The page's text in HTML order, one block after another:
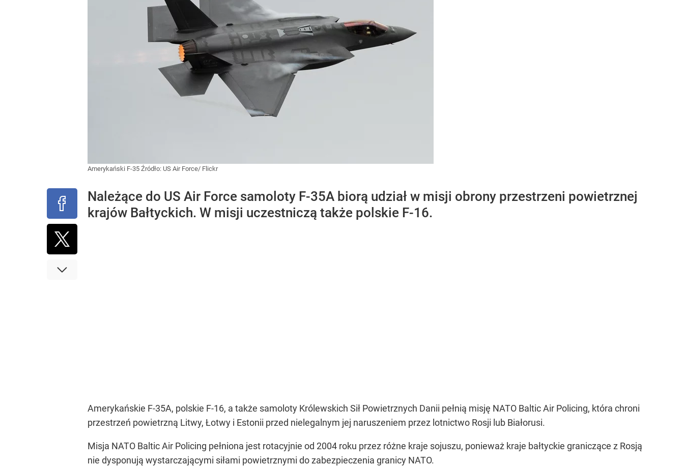
Amerykański F-35 Źródło: US Air Force/ Flickr
Należące do US Air Force samoloty F-35A biorą udział w misji obrony przestrzeni powietrznej
krajów Bałtyckich. W misji uczestniczą także polskie F-16.
Amerykańskie F-35A, polskie F-16, a także samoloty Królewskich Sił Powietrznych Danii pełnią misję NATO Baltic Air Policing, która chroni
przestrzeń powietrzną Litwy, Łotwy i Estonii przed nielegalnym jej naruszeniem przez lotnictwo Rosji lub Białorusi.
Misja NATO Baltic Air Policing pełniona jest rotacyjnie od 2004 roku przez różne kraje sojuszu, ponieważ kraje bałtyckie graniczące z Rosją
nie dysponują wystarczającymi siłami powietrznymi do zabezpieczenia granicy NATO.